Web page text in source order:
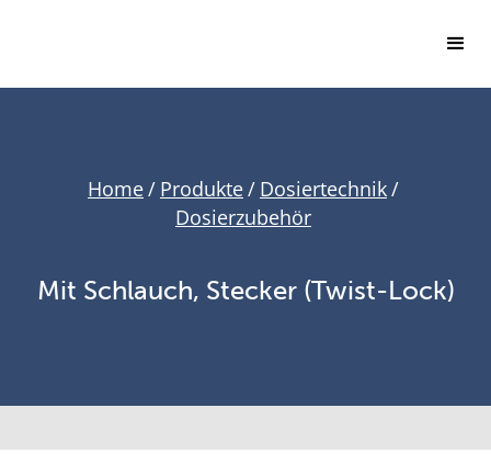
Home/ Produkte/ Dosiertechnik/
Dosierzubehör
Mit Schlauch, Stecker (Twist-Lock)